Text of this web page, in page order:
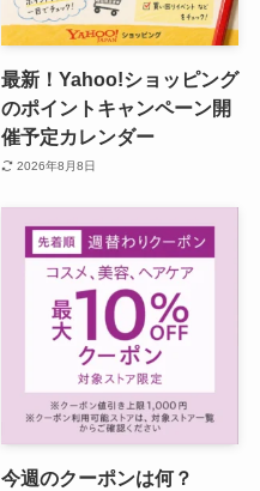
最新！Yahoo!ショッピング
のポイントキャンペーン開
催予定カレンダー
2026年8月8日
今週のクーポンは何？